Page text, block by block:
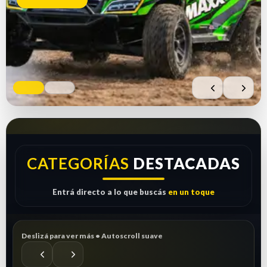
Comprar ahora Ver repuestos
CATEGORÍAS DESTACADAS
Entrá directo a lo que buscás en un toque
Deslizá para ver más • Autoscroll suave